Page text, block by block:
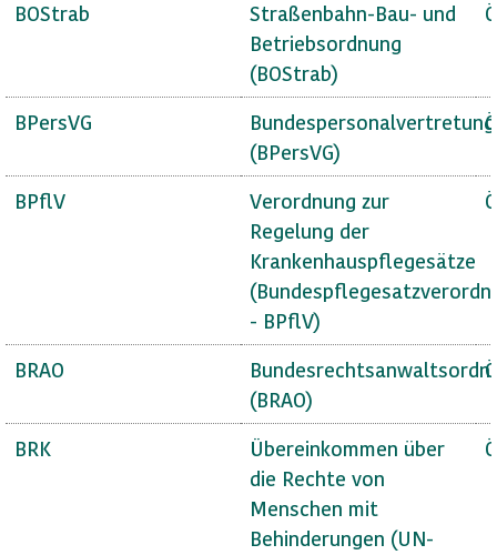
BOStrab
Straßenbahn-Bau- und
Betriebsordnung
(BOStrab)
BPersVG
(BPersVG)
BPflV
Verordnung zur
Regelung der
Krankenhauspflegesätze
- BPflV)
BRAO
(BRAO)
BRK
Übereinkommen über
die Rechte von
Menschen mit
Behinderungen (UN-